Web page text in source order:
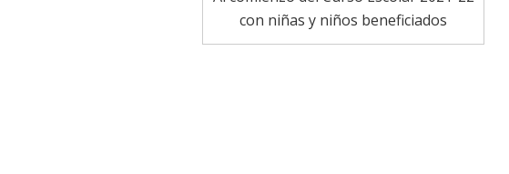
con niñas y niños beneficiados